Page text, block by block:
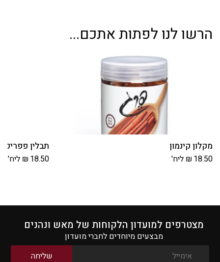
הרשו לנו לפתות אתכם...
מקלון קינמון
₪ 18.50 ליח'
תבלין
₪ 18.50 ליח'
מצטרפים למועדון הלקוחות של מאש ונהנים
מבצעים מיוחדים לחברי מועדון